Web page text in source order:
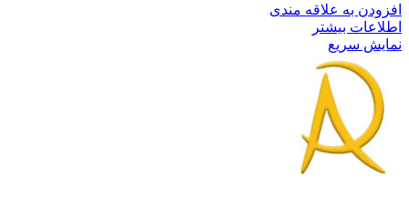
افزودن به علاقه مندی
اطلاعات بیشتر
نمایش سریع